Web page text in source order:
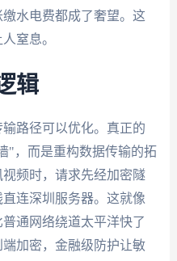
水电费都成了奢望。这
窒息。
辑
路径可以优化。真正的
"，而是重构数据传输的拓
频时，请求先经加密隧
连深圳服务器。这就像
通网络绕道太平洋快了
加密，金融级防护让敏